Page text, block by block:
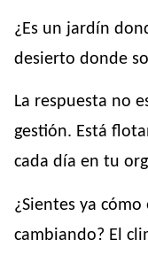
¿Es un jardín
desierto donde
La respuesta no
gestión. Está
cada día en tu
¿Sientes ya
cambiando? El